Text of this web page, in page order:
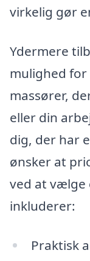
virkelig gør
Ydermere
mulighed
massører,
eller din
dig, der har
ønsker at
ved at vælge
inkluderer:
Praktisk